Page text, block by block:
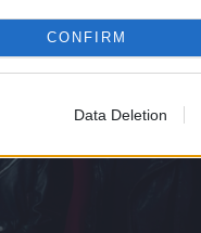
CONFIRM
Data Deletion